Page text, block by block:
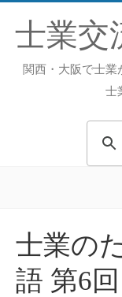
士業交
関西・大阪で士業
士
活動内容
過去の活動
士業の
語 第6回